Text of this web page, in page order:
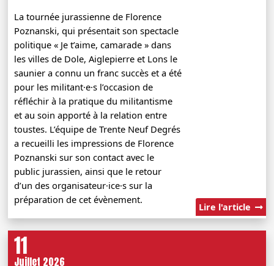
La tournée jurassienne de Florence
Poznanski, qui présentait son spectacle
politique « Je t’aime, camarade » dans
les villes de Dole, Aiglepierre et Lons le
saunier a connu un franc succès et a été
pour les militant·e·s l’occasion de
réfléchir à la pratique du militantisme
et au soin apporté à la relation entre
toustes. L’équipe de Trente Neuf Degrés
a recueilli les impressions de Florence
Poznanski sur son contact avec le
public jurassien, ainsi que le retour
d’un des organisateur·ice·s sur la
préparation de cet évènement.
Lire l'article
11
Juillet 2026